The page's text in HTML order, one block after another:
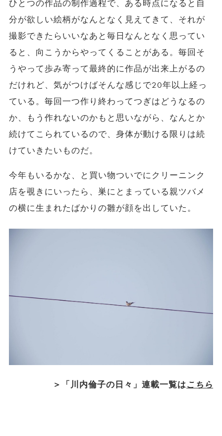
ひとつの作品の制作過程で、ある時点になると自
分が欲しい絵柄がなんとなく見えてきて、それが
撮影できたらいいなあと毎日なんとなく思ってい
ると、向こうからやってくることがある。毎回そ
うやって歩み寄って最終的に作品が出来上がるの
だけれど、気がつけばそんな感じで20年以上経っ
ている。毎回一つ作り終わってつぎはどうなるの
か、もう作れないのかもと思いながら、なんとか
続けてこられているので、身体が動ける限りは続
けていきたいものだ。
今年もいるかな、と買い物ついでにクリーニンク
店を覗きにいったら、巣にとまっている親ツバメ
の横に生まれたばかりの雛が顔を出していた。
＞「川内倫子の日々」連載一覧はこちら